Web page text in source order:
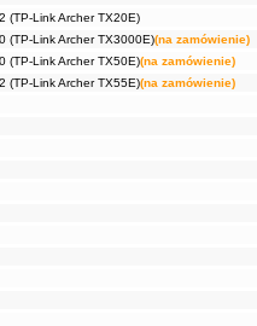
(TP-Link Archer TX20E)
(TP-Link Archer TX3000E)(na zamówienie)
(TP-Link Archer TX50E)(na zamówienie)
(TP-Link Archer TX55E)(na zamówienie)